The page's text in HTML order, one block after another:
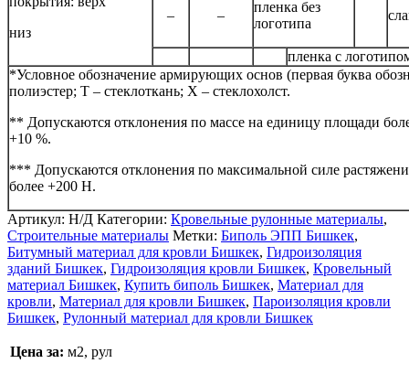
низ
– –
пленка без
логотипа
пленка с
*Условное обозначение армирующих основ (первая буква
полиэстер; Т – стеклоткань; Х – стеклохолст.
** Допускаются отклонения по массе на единицу площади
+10 %.
*** Допускаются отклонения по максимальной силе
более +200 Н.
Артикул: Н/Д Категории: Кровельные рулонные материалы,
Строительные материалы Метки: Биполь ЭПП Бишкек,
Битумный материал для кровли Бишкек, Гидроизоляция
зданий Бишкек, Гидроизоляция кровли Бишкек, Кровельный
материал Бишкек, Купить биполь Бишкек, Материал для
кровли, Материал для кровли Бишкек, Пароизоляция кровли
Бишкек, Рулонный материал для кровли Бишкек
Цена за: м2, рул